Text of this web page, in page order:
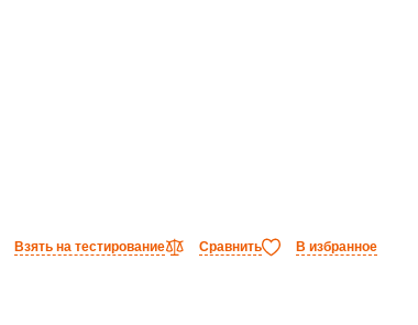
Взять на тестирование Сравнить В избранное